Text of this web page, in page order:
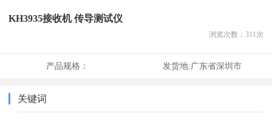
KH3935接收机 传导测试仪
浏览次数： 311次
产品规格： 发货地:广东省深圳市
关键词